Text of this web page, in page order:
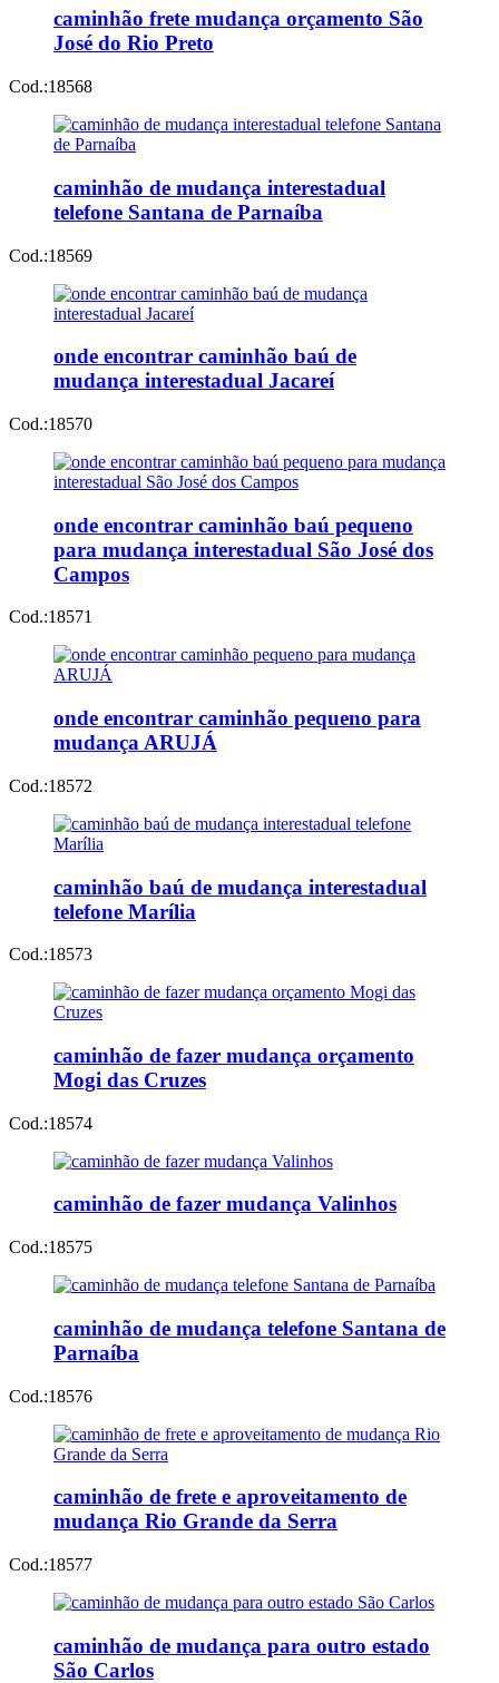
caminhão frete mudança orçamento São
José do Rio Preto
Cod.:18568
caminhão de mudança interestadual
telefone Santana de Parnaíba
Cod.:18569
onde encontrar caminhão baú de
mudança interestadual Jacareí
Cod.:18570
onde encontrar caminhão baú pequeno
para mudança interestadual São José dos
Campos
Cod.:18571
onde encontrar caminhão pequeno para
mudança ARUJÁ
Cod.:18572
caminhão baú de mudança interestadual
telefone Marília
Cod.:18573
caminhão de fazer mudança orçamento
Mogi das Cruzes
Cod.:18574
caminhão de fazer mudança Valinhos
Cod.:18575
caminhão de mudança telefone Santana de
Parnaíba
Cod.:18576
caminhão de frete e aproveitamento de
mudança Rio Grande da Serra
Cod.:18577
caminhão de mudança para outro estado
São Carlos